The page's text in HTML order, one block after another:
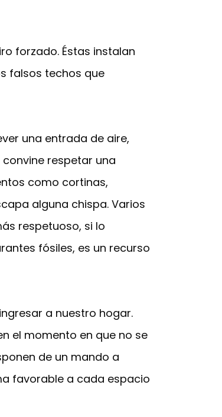
forzado. Éstas instalan
falsos techos que
una entrada de aire,
respetar una
como cortinas,
alguna chispa. Varios
respetuoso, si lo
fósiles, es un recurso
a nuestro hogar.
el momento en que no se
de un mando a
favorable a cada espacio